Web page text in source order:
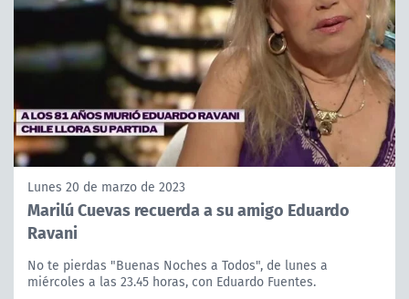
Lunes 20 de marzo de 2023
Marilú Cuevas recuerda a su amigo Eduardo
Ravani
No te pierdas "Buenas Noches a Todos", de lunes a
miércoles a las 23.45 horas, con Eduardo Fuentes.